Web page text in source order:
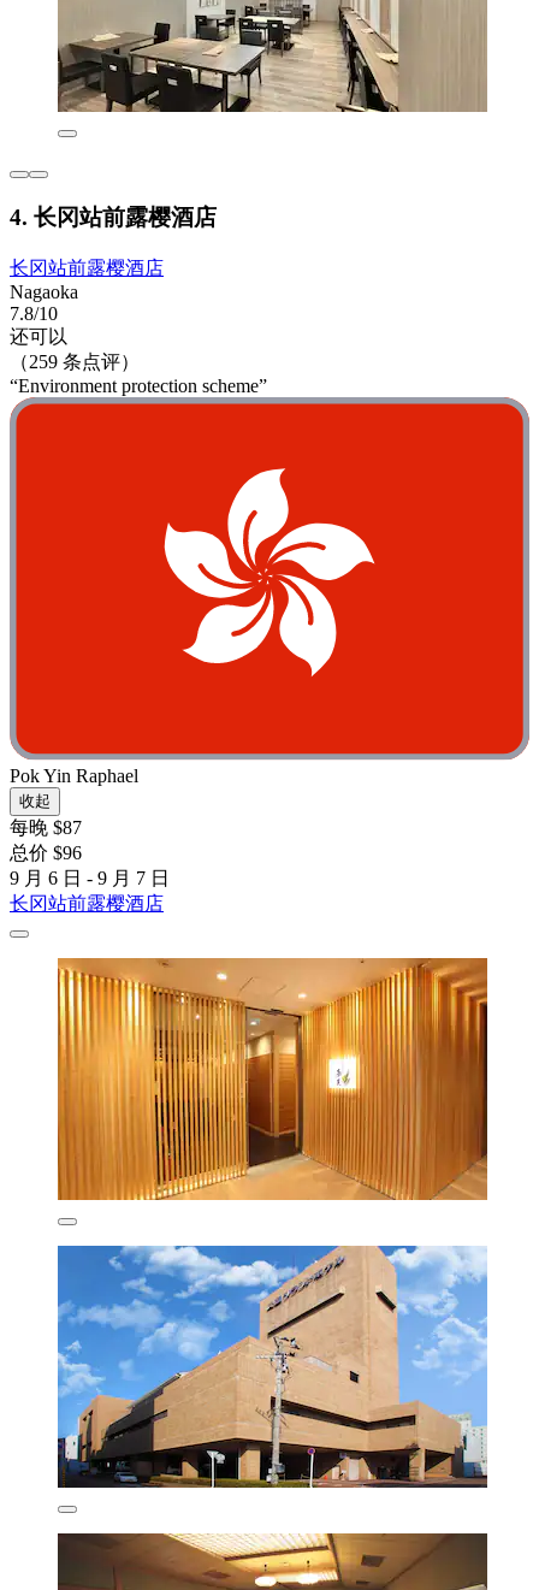
4. 长冈站前露樱酒店
长冈站前露樱酒店
Nagaoka
7.8/10
还可以
（259 条点评）
“Environment protection scheme”
Pok Yin Raphael
收起
每晚 $87
总价 $96
9 月 6 日 - 9 月 7 日
长冈站前露樱酒店